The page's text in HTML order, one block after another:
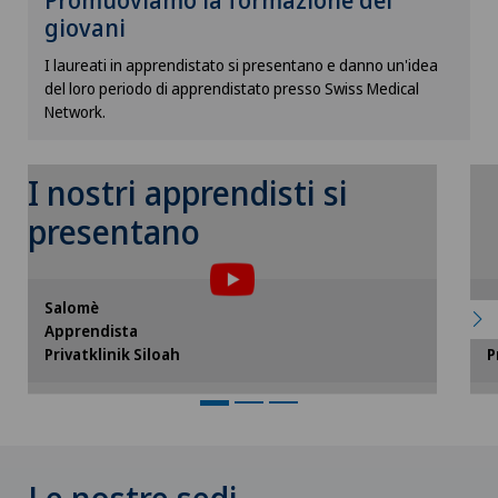
giovani
I laureati in apprendistato si presentano e danno un'idea
del loro periodo di apprendistato presso Swiss Medical
Network.
I nostri apprendisti si
presentano
Per poter visualizzare questo contenuto,
è necessario accettare l’utilizzo di
cookies.
Si prega di attivare l’opzione corrispondente
nelle impostazioni dei cookies.
Impostazioni Cookies
Salomè
Apprendista
Privatklinik Siloah